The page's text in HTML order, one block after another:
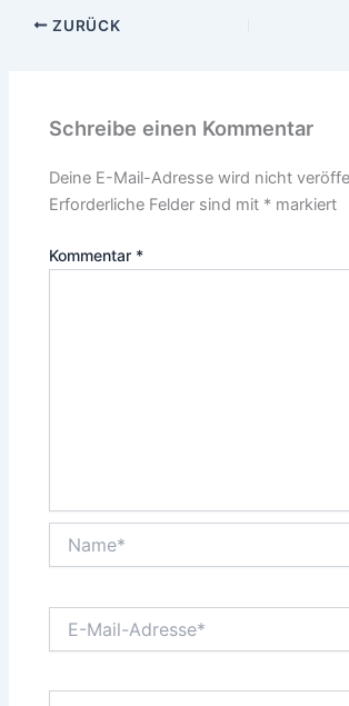
ZURÜCK
Schreibe einen Kommentar
Deine E-Mail-Adresse wird nicht
Erforderliche Felder sind mit * markiert
Kommentar *
Mail-